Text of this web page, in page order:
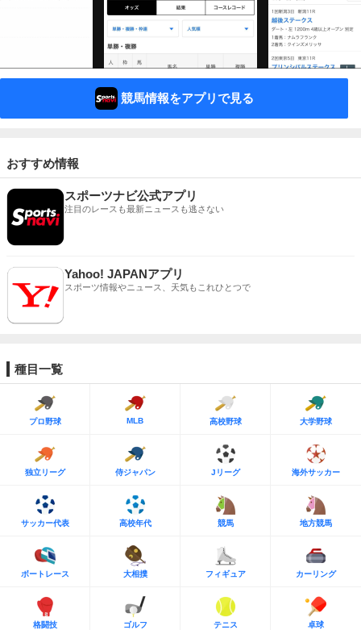
競馬情報をアプリで見る
おすすめ情報
スポーツナビ公式アプリ
注目のレースも最新ニュースも逃さない
Yahoo! JAPANアプリ
スポーツ情報やニュース、天気もこれひとつで
種目一覧
プロ野球 MLB 高校野球 大学野球
独立リーグ 侍ジャパン Jリーグ 海外サッカー
サッカー代表 高校年代 競馬 地方競馬
ボートレース 大相撲 フィギュア カーリング
格闘技 ゴルフ テニス 卓球